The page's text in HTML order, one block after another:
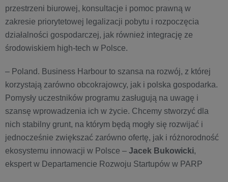
przestrzeni biurowej, konsultacje i pomoc prawną w
zakresie priorytetowej legalizacji pobytu i rozpoczęcia
działalności gospodarczej, jak również integrację ze
środowiskiem high-tech w Polsce.
– Poland. Business Harbour to szansa na rozwój, z której
korzystają zarówno obcokrajowcy, jak i polska gospodarka.
Pomysły uczestników programu zasługują na uwagę i
szansę wprowadzenia ich w życie. Chcemy stworzyć dla
nich stabilny grunt, na którym będą mogły się rozwijać i
jednocześnie zwiększać zarówno ofertę, jak i różnorodność
ekosystemu innowacji w Polsce – Jacek Bukowicki,
ekspert w Departamencie Rozwoju Startupów w PARP